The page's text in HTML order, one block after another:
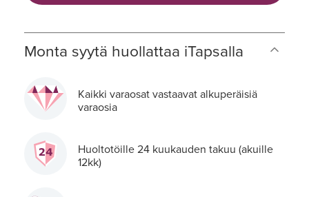
Monta syytä huollattaa iTapsalla
Kaikki varaosat vastaavat alkuperäisiä
varaosia
Huoltotöille 24 kuukauden takuu (akuille
12kk)